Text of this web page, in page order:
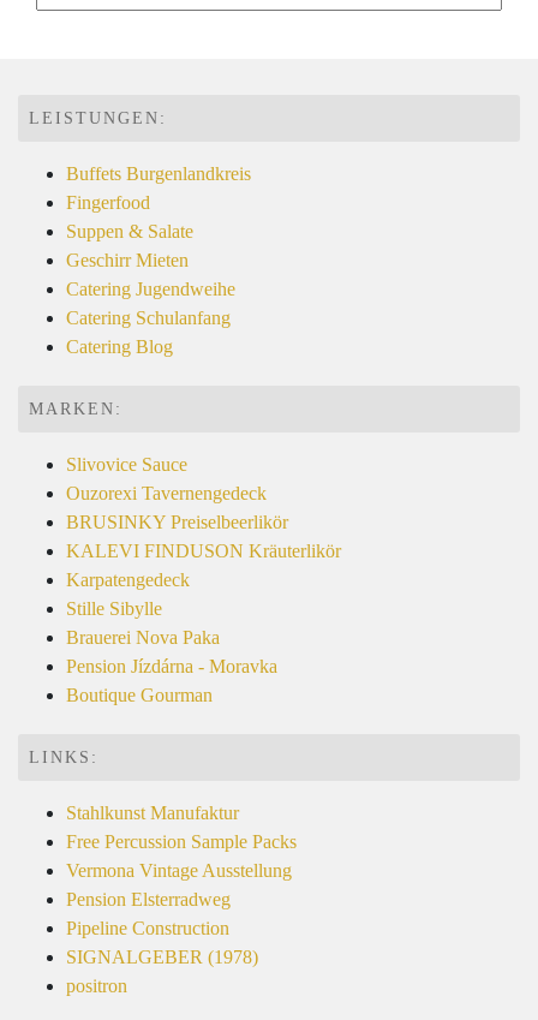
LEISTUNGEN:
Buffets Burgenlandkreis
Fingerfood
Suppen & Salate
Geschirr Mieten
Catering Jugendweihe
Catering Schulanfang
Catering Blog
MARKEN:
Slivovice Sauce
Ouzorexi Tavernengedeck
BRUSINKY Preiselbeerlikör
KALEVI FINDUSON Kräuterlikör
Karpatengedeck
Stille Sibylle
Brauerei Nova Paka
Pension Jízdárna - Moravka
Boutique Gourman
LINKS:
Stahlkunst Manufaktur
Free Percussion Sample Packs
Vermona Vintage Ausstellung
Pension Elsterradweg
Pipeline Construction
SIGNALGEBER (1978)
positron